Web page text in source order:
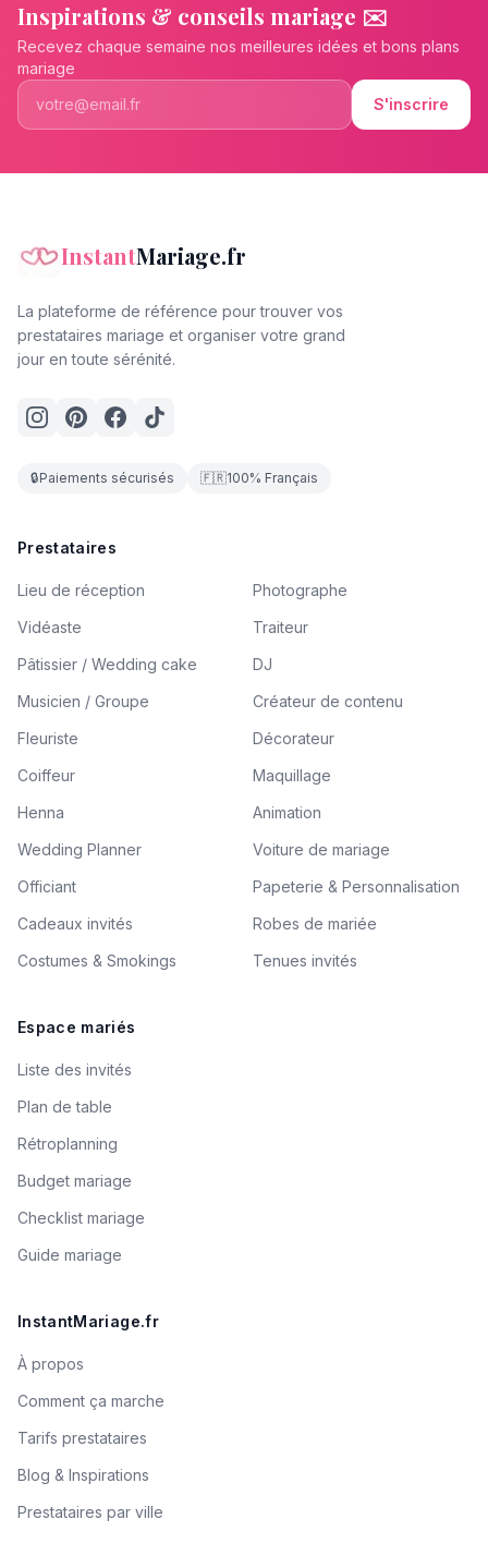
Inspirations & conseils mariage ✉️
Recevez chaque semaine nos meilleures idées et bons plans
mariage
S'inscrire
InstantMariage.fr
La plateforme de référence pour trouver vos
prestataires mariage et organiser votre grand
jour en toute sérénité.
🔒Paiements sécurisés 🇫🇷100% Français
Prestataires
Lieu de réception
Photographe
Vidéaste
Traiteur
Pâtissier / Wedding cake
DJ
Musicien / Groupe
Créateur de contenu
Fleuriste
Décorateur
Coiffeur
Maquillage
Henna
Animation
Wedding Planner
Voiture de mariage
Officiant
Papeterie & Personnalisation
Cadeaux invités
Robes de mariée
Costumes & Smokings
Tenues invités
Espace mariés
Liste des invités
Plan de table
Rétroplanning
Budget mariage
Checklist mariage
Guide mariage
InstantMariage.fr
À propos
Comment ça marche
Tarifs prestataires
Blog & Inspirations
Prestataires par ville